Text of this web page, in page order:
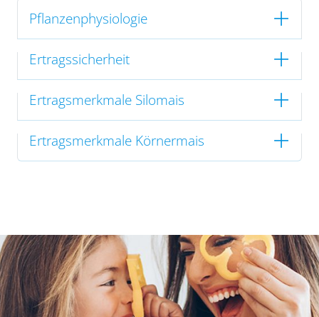
Pflanzenphysiologie
Ertragssicherheit
Ertragsmerkmale Silomais
Ertragsmerkmale Körnermais